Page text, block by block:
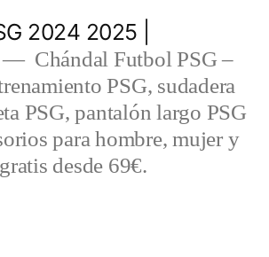
2024 2025 |
Chándal Futbol PSG –
PSG, sudadera
PSG, pantalón largo PSG
para hombre, mujer y
desde 69€.